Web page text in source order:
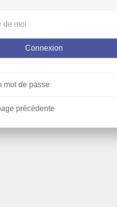
de moi
mot de passe
précédente